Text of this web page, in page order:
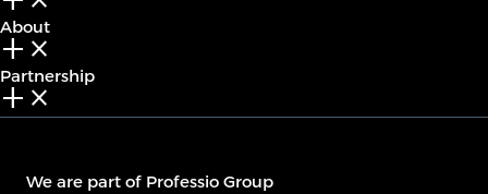
About
add_2 close
Partnership
add_2 close
We are part of Professio Group